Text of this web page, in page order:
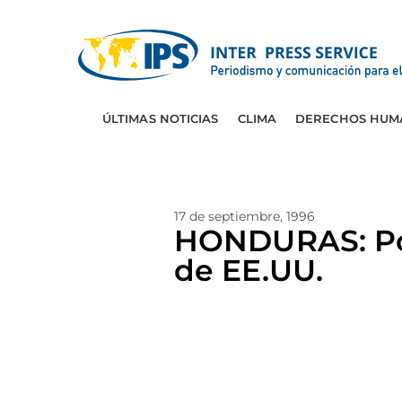
ÚLTIMAS NOTICIAS CLIMA DERECHOS
17 de septiembre, 1996
HONDURAS:
de EE.UU.